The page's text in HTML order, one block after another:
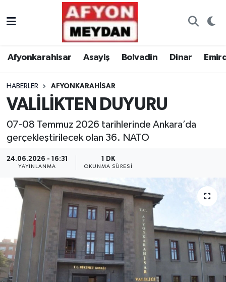
Afyonkarahisar Asayiş Bolvadin Dinar
HABERLER AFYONKARAHISAR
VALİLİKTEN DUYURU
07-08 Temmuz 2026 tarihlerinde Ankara’da
gerçekleştirilecek olan 36. NATO
24.06.2026 - 16:31
YAYINLANMA
1 DK
OKUNMA SÜRESI
Nöbetçi Eczaneler
Trafik Durumu
Tüm Manşetler
Son Dakika Haberleri
Haber Arşivi